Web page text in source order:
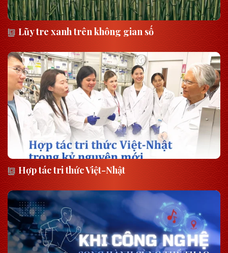
Lũy tre xanh trên không gian số
Hợp tác tri thức Việt-Nhật